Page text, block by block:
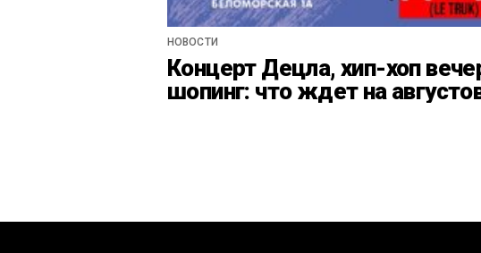
НОВОСТИ
Концерт Децла, хип-хоп
шопинг: что ждет на